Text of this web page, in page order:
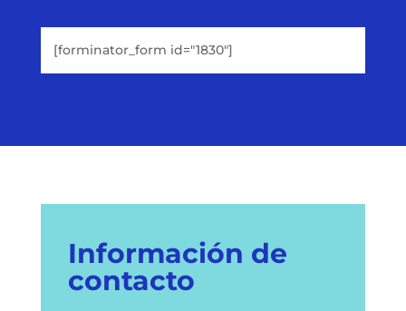
[forminator_form id="1830"]
Información de
contacto